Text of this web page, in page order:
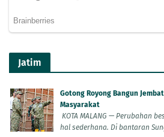
Jatim
Gotong Royong Bangun
Masyarakat
KOTA MALANG — Perubahan
hal sederhana. Di bantaran